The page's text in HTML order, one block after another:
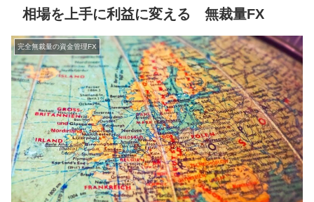
相場を上手に利益に変える 無裁量FX
完全無裁量の資金管理FX